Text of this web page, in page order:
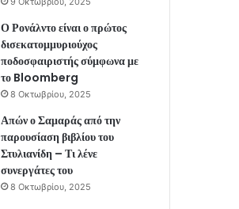
Ο Ρονάλντο είναι ο πρώτος
δισεκατομμυριούχος
ποδοσφαιριστής σύμφωνα με
το Bloomberg
8 Οκτωβρίου, 2025
Απών ο Σαμαράς από την
παρουσίαση βιβλίου του
Στυλιανίδη – Τι λένε
συνεργάτες του
8 Οκτωβρίου, 2025